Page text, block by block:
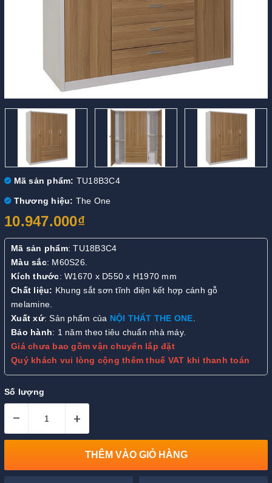
Mã sản phẩm: TU18B3C4
Thương hiệu: The One
10.947.000₫
Mã sản phẩm: TU18B3C4
Màu sắc: M60S26.
Kích thước: W1670 x D550 x H1970 mm
Chất liệu: Khung sắt sơn tĩnh điện kết hợp cánh gỗ
melamine.
Xuất xứ: Sản phẩm của NỘI THẤT THE ONE.
Bảo hành: 1 năm theo tiêu chuẩn nhà máy.
Giá chưa bao gồm vận chuyển lắp đặt
Quý khách vui lòng cộng thêm thuế VAT khi thanh toán
Số lượng
– +
THÊM VÀO GIỎ HÀNG